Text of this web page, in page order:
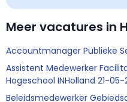
Meer vacatures in
Accountmanager Publieke
Assistent Medewerker
Hogeschool INHolland 21-
Beleidsmedewerker